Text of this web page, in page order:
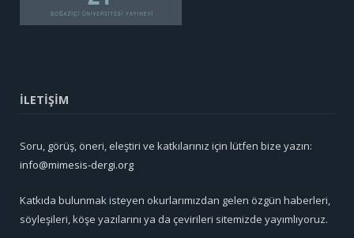
İLETİŞİM
Soru, görüş, öneri, eleştiri ve katkılarınız için lütfen bize yazın:
info@mimesis-dergi.org
Katkıda bulunmak isteyen okurlarımızdan gelen özgün haberleri,
söyleşileri, köşe yazılarını ya da çevirileri sitemizde yayımlıyoruz.